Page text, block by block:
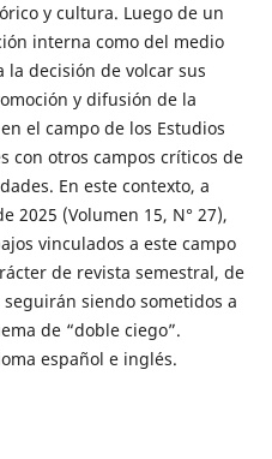
y cultura. Luego de un
interna como del medio
decisión de volcar sus
y difusión de la
el campo de los Estudios
con otros campos críticos de
En este contexto, a
2025 (Volumen 15, N° 27),
vinculados a este campo
de revista semestral, de
siendo sometidos a
de “doble ciego”.
español e inglés.